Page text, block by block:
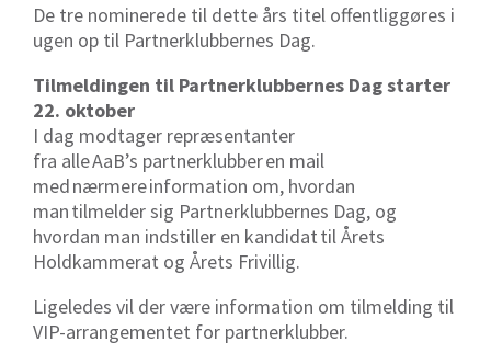
De tre nominerede til dette års titel offentliggøres i
ugen op til Partnerklubbernes Dag.
Tilmeldingen til Partnerklubbernes Dag starter
22. oktober
I dag modtager repræsentanter
fra alle AaB’s partnerklubber en mail
med nærmere information om, hvordan
man tilmelder sig Partnerklubbernes Dag, og
hvordan man indstiller en kandidat til Årets
Holdkammerat og Årets Frivillig.
Ligeledes vil der være information om tilmelding til
VIP-arrangementet for partnerklubber.